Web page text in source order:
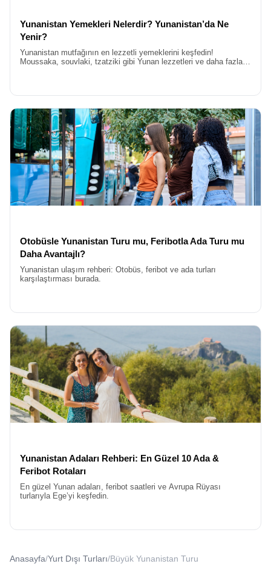
Yunanistan Yemekleri Nelerdir? Yunanistan’da Ne
Yenir?
Yunanistan mutfağının en lezzetli yemeklerini keşfedin!
Moussaka, souvlaki, tzatziki gibi Yunan lezzetleri ve daha fazlası
Otobüsle Yunanistan Turu mu, Feribotla Ada Turu mu
Daha Avantajlı?
Yunanistan ulaşım rehberi: Otobüs, feribot ve ada turları
karşılaştırması burada.
Yunanistan Adaları Rehberi: En Güzel 10 Ada &
Feribot Rotaları
En güzel Yunan adaları, feribot saatleri ve Avrupa Rüyası
turlarıyla Ege’yi keşfedin.
Anasayfa/Yurt Dışı Turları/Büyük Yunanistan Turu